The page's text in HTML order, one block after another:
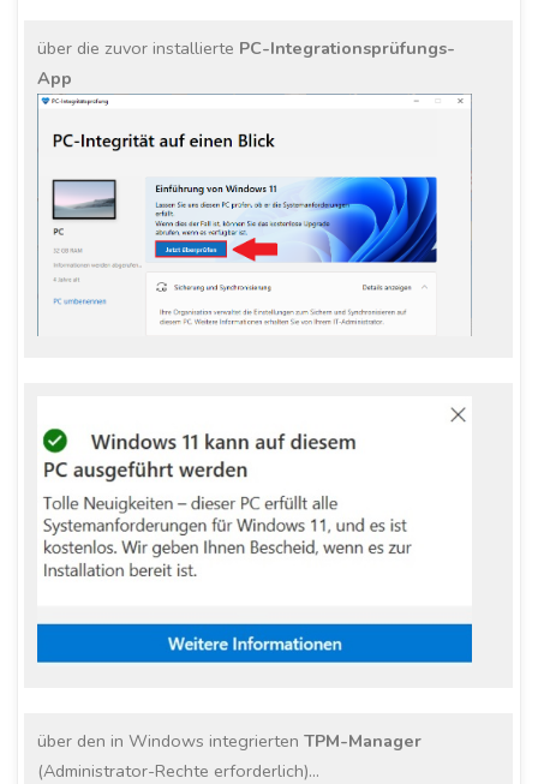
über die zuvor installierte PC-Integrationsprüfungs-
App
über den in Windows integrierten TPM-Manager
(Administrator-Rechte erforderlich)…